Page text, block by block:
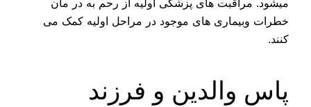
میشود. مراقبت های پزشکی اولیه از رحم به در مان
خطرات وبیماری های موجود در مراحل اولیه کمک می
کنند.
پاس والدین و فرزند